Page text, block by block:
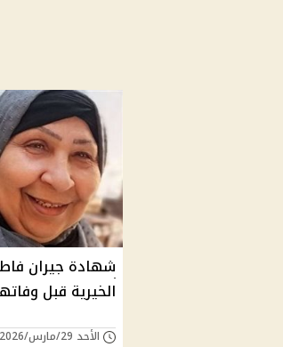
شهادة جيران
الخيرية قبل
الأحد 29/مارس/2026 - 10:47 م